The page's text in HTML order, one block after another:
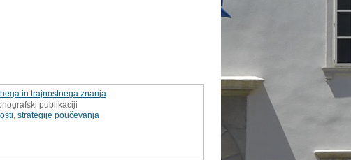
in trajnostnega znanja
publikaciji
strategije poučevanja